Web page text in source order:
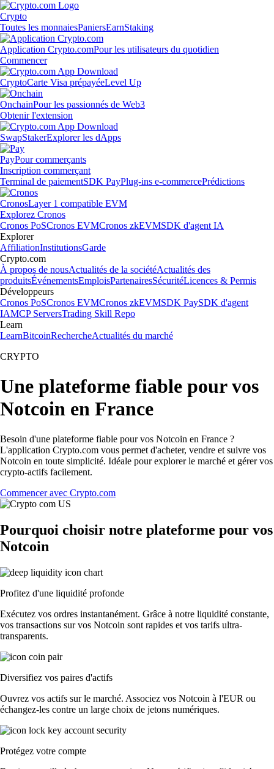
Crypto
Toutes les monnaiesPaniersEarnStaking
Application Crypto.comPour les utilisateurs du quotidien
Commencer
CryptoCarte Visa prépayéeLevel Up
OnchainPour les passionnés de Web3
Obtenir l'extension
SwapStakerExplorer les dApps
PayPour commerçants
Inscription commerçant
Terminal de paiementSDK PayPlug-ins e-commercePrédictions
CronosLayer 1 compatible EVM
Explorez Cronos
Cronos PoSCronos EVMCronos zkEVMSDK d'agent IA
Explorer
AffiliationInstitutionsGarde
Crypto.com
À propos de nousActualités de la sociétéActualités des
produitsÉvénementsEmploisPartenairesSécuritéLicences & Permis
Développeurs
Cronos PoSCronos EVMCronos zkEVMSDK PaySDK d'agent
IAMCP ServersTrading Skill Repo
Learn
LearnBitcoinRechercheActualités du marché
CRYPTO
Une plateforme fiable pour vos
Notcoin en France
Besoin d'une plateforme fiable pour vos Notcoin en France ?
L'application Crypto.com vous permet d'acheter, vendre et suivre vos
Notcoin en toute simplicité. Idéale pour explorer le marché et gérer vos
crypto-actifs facilement.
Commencer avec Crypto.com
Pourquoi choisir notre plateforme pour vos
Notcoin
Profitez d'une liquidité profonde
Exécutez vos ordres instantanément. Grâce à notre liquidité constante,
vos transactions sur vos Notcoin sont rapides et vos tarifs ultra-
transparents.
Diversifiez vos paires d'actifs
Ouvrez vos actifs sur le marché. Associez vos Notcoin à l'EUR ou
échangez-les contre un large choix de jetons numériques.
Protégez votre compte